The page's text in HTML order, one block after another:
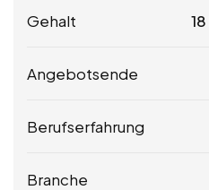
Gehalt 18
Angebotsende
Berufserfahrung
Branche